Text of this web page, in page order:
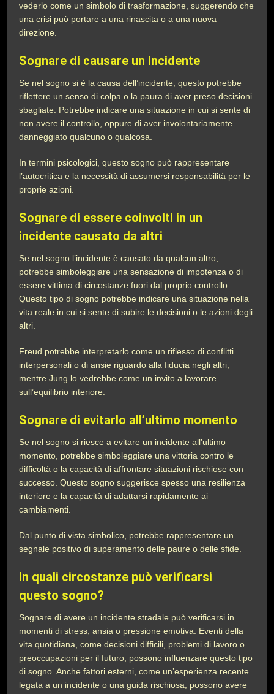
vederlo come un simbolo di trasformazione, suggerendo che
una crisi può portare a una rinascita o a una nuova
direzione.
Sognare di causare un incidente
Se nel sogno si è la causa dell’incidente, questo potrebbe
riflettere un senso di colpa o la paura di aver preso decisioni
sbagliate. Potrebbe indicare una situazione in cui si sente di
non avere il controllo, oppure di aver involontariamente
danneggiato qualcuno o qualcosa.
In termini psicologici, questo sogno può rappresentare
l’autocritica e la necessità di assumersi responsabilità per le
proprie azioni.
Sognare di essere coinvolti in un
incidente causato da altri
Se nel sogno l’incidente è causato da qualcun altro,
potrebbe simboleggiare una sensazione di impotenza o di
essere vittima di circostanze fuori dal proprio controllo.
Questo tipo di sogno potrebbe indicare una situazione nella
vita reale in cui si sente di subire le decisioni o le azioni degli
altri.
Freud potrebbe interpretarlo come un riflesso di conflitti
interpersonali o di ansie riguardo alla fiducia negli altri,
mentre Jung lo vedrebbe come un invito a lavorare
sull’equilibrio interiore.
Sognare di evitarlo all’ultimo momento
Se nel sogno si riesce a evitare un incidente all’ultimo
momento, potrebbe simboleggiare una vittoria contro le
difficoltà o la capacità di affrontare situazioni rischiose con
successo. Questo sogno suggerisce spesso una resilienza
interiore e la capacità di adattarsi rapidamente ai
cambiamenti.
Dal punto di vista simbolico, potrebbe rappresentare un
segnale positivo di superamento delle paure o delle sfide.
In quali circostanze può verificarsi
questo sogno?
Sognare di avere un incidente stradale può verificarsi in
momenti di stress, ansia o pressione emotiva. Eventi della
vita quotidiana, come decisioni difficili, problemi di lavoro o
preoccupazioni per il futuro, possono influenzare questo tipo
di sogno. Anche fattori esterni, come un’esperienza recente
legata a un incidente o una guida rischiosa, possono avere